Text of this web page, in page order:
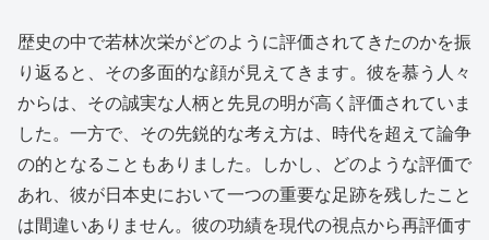
歴史の中で若林次栄がどのように評価されてきたのかを振
り返ると、その多面的な顔が見えてきます。彼を慕う人々
からは、その誠実な人柄と先見の明が高く評価されていま
した。一方で、その先鋭的な考え方は、時代を超えて論争
の的となることもありました。しかし、どのような評価で
あれ、彼が日本史において一つの重要な足跡を残したこと
は間違いありません。彼の功績を現代の視点から再評価す